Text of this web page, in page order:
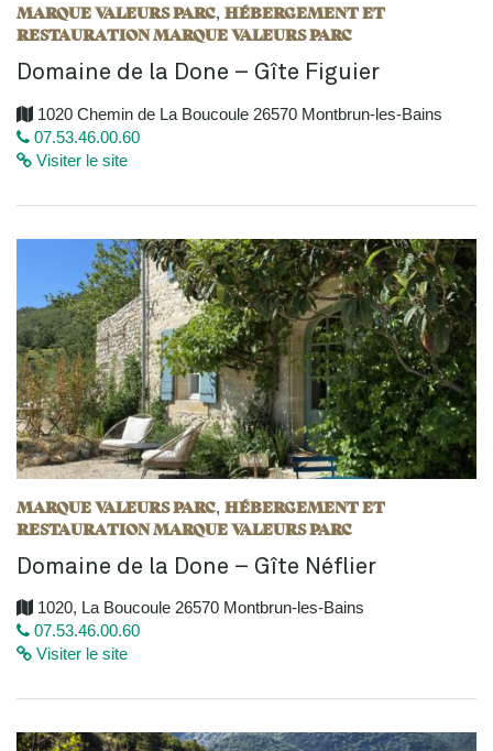
MARQUE VALEURS PARC, HÉBERGEMENT ET
RESTAURATION MARQUE VALEURS PARC
Domaine de la Done – Gîte Figuier
1020 Chemin de La Boucoule 26570 Montbrun-les-Bains
07.53.46.00.60
Visiter le site
MARQUE VALEURS PARC, HÉBERGEMENT ET
RESTAURATION MARQUE VALEURS PARC
Domaine de la Done – Gîte Néflier
1020, La Boucoule 26570 Montbrun-les-Bains
07.53.46.00.60
Visiter le site